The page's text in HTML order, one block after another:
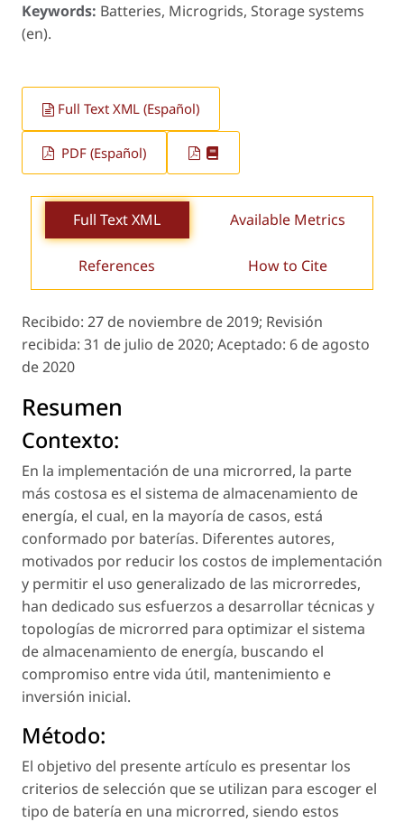
Keywords: Batteries, Microgrids, Storage systems
(en).
Full Text XML (Español)
PDF (Español)
Full Text XML Available Metrics
References How to Cite
Recibido: 27 de noviembre de 2019; Revisión
recibida: 31 de julio de 2020; Aceptado: 6 de agosto
de 2020
Resumen
Contexto:
En la implementación de una microrred, la parte
más costosa es el sistema de almacenamiento de
energía, el cual, en la mayoría de casos, está
conformado por baterías. Diferentes autores,
motivados por reducir los costos de implementación
y permitir el uso generalizado de las microrredes,
han dedicado sus esfuerzos a desarrollar técnicas y
topologías de microrred para optimizar el sistema
de almacenamiento de energía, buscando el
compromiso entre vida útil, mantenimiento e
inversión inicial.
Método:
El objetivo del presente artículo es presentar los
criterios de selección que se utilizan para escoger el
tipo de batería en una microrred, siendo estos